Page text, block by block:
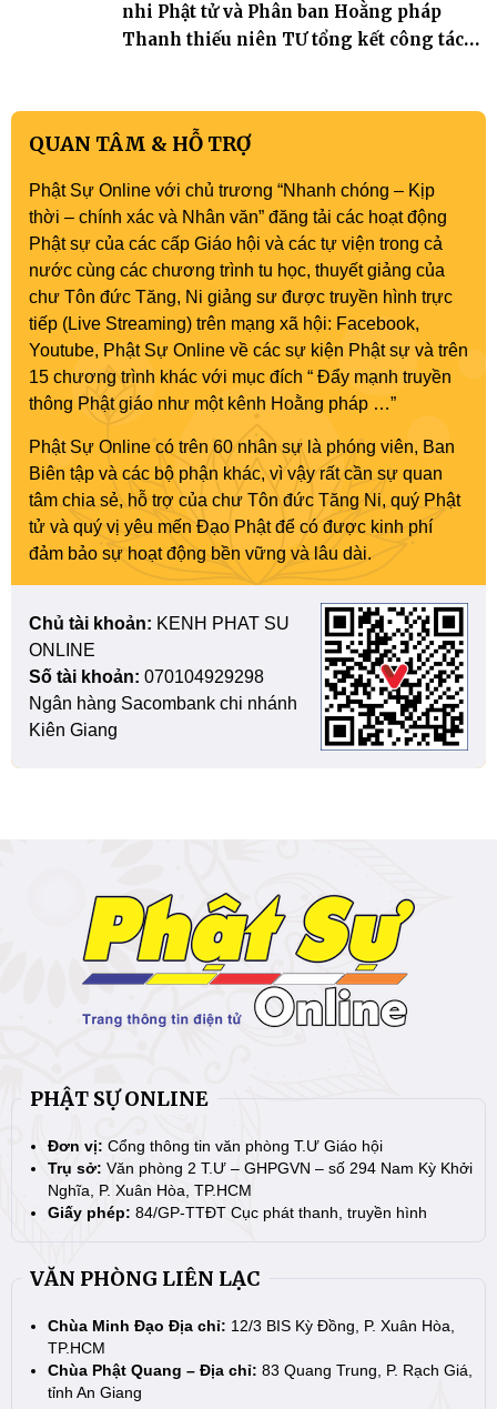
nhi Phật tử và Phân ban Hoằng pháp
Thanh thiếu niên TƯ tổng kết công tác
QUAN TÂM & HỖ TRỢ
Phật Sự Online với chủ trương “Nhanh chóng – Kịp
thời – chính xác và Nhân văn” đăng tải các hoạt động
Phật sự của các cấp Giáo hội và các tự viện trong cả
nước cùng các chương trình tu học, thuyết giảng của
chư Tôn đức Tăng, Ni giảng sư được truyền hình trực
tiếp (Live Streaming) trên mạng xã hội: Facebook,
Youtube, Phật Sự Online về các sự kiện Phật sự và trên
15 chương trình khác với mục đích “ Đẩy mạnh truyền
thông Phật giáo như một kênh Hoằng pháp …”
Phật Sự Online có trên 60 nhân sự là phóng viên, Ban
Biên tập và các bộ phận khác, vì vậy rất cần sự quan
tâm chia sẻ, hỗ trợ của chư Tôn đức Tăng Ni, quý Phật
tử và quý vị yêu mến Đạo Phật để có được kinh phí
đảm bảo sự hoạt động bền vững và lâu dài.
Chủ tài khoản: KENH PHAT SU
ONLINE
Số tài khoản: 070104929298
Ngân hàng Sacombank chi nhánh
Kiên Giang
PHẬT SỰ ONLINE
Đơn vị: Cổng thông tin văn phòng T.Ư Giáo hội
Trụ sở: Văn phòng 2 T.Ư – GHPGVN – số 294 Nam Kỳ Khởi
Nghĩa, P. Xuân Hòa, TP.HCM
Giấy phép: 84/GP-TTĐT Cục phát thanh, truyền hình
VĂN PHÒNG LIÊN LẠC
Chùa Minh Đạo Địa chỉ: 12/3 BIS Kỳ Đồng, P. Xuân Hòa,
TP.HCM
Chùa Phật Quang – Địa chỉ: 83 Quang Trung, P. Rạch Giá,
tỉnh An Giang